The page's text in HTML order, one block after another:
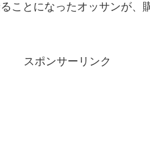
ことになったオッサンが、
スポンサーリンク